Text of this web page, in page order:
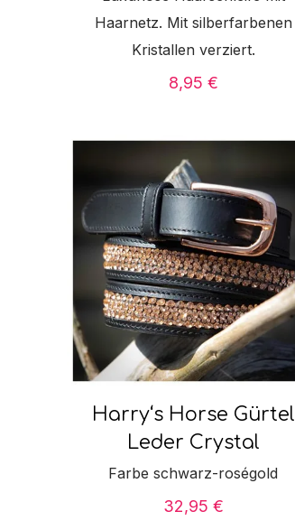
Haarnetz. Mit silberfarbenen
Kristallen verziert.
8,95 €
Harry‘s Horse Gürtel
Leder Crystal
Farbe schwarz-roségold
32,95 €